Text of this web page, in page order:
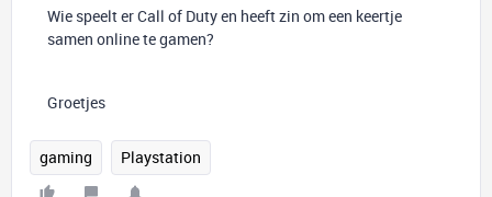
Wie speelt er Call of Duty en heeft zin om een keertje
samen online te gamen?
Groetjes
gaming Playstation